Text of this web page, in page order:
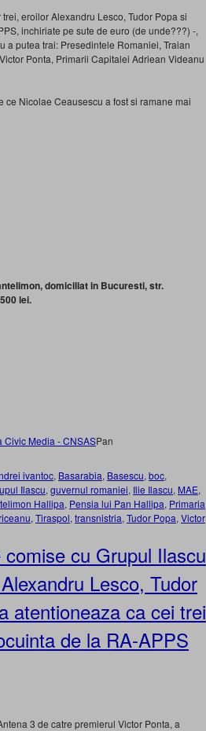
eroilor Alexandru Lesco, Tudor Popa si
inchiriate pe sute de euro (de unde???) -,
a putea trai: Presedintele Romaniei, Traian
Ponta, Primarii Capitalei Adriean Videanu
ce Nicolae Ceausescu a fost si ramane mai
domiciliat in Bucuresti, str.
lei.
Pan
ivantoc, Basarabia, Basescu, boc,
Ilascu, guvernul romaniei, Ilie Ilascu, MAE,
Hallipa, Pensia lui Pan Hallipa, Primaria
, Tiraspol, transnistria, Tudor Popa, Victor
cu Grupul Ilascu
Lesco, Tudor
atentioneaza ca cei trei
de la RA-APPS
3 de catre premierul Victor Ponta, a